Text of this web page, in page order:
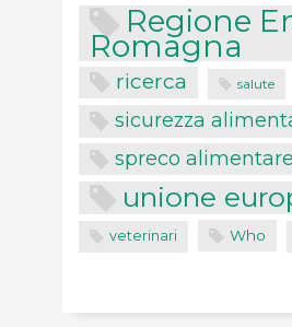
Regione
Romagna
ricerca salute
sicurezza
spreco alimentare
unione
veterinari Who